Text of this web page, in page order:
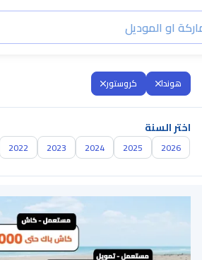
هوندا كروستور
اختر السنة
2026
2025
2024
2023
2022